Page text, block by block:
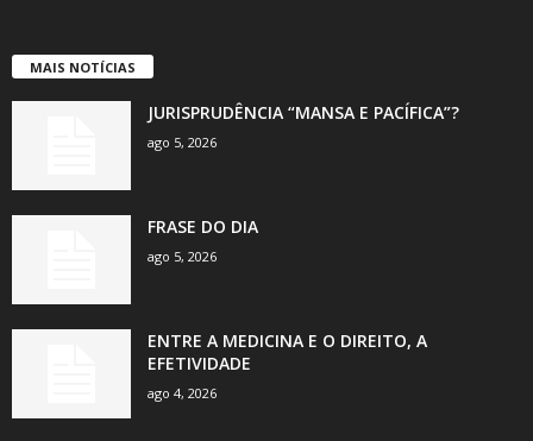
MAIS NOTÍCIAS
JURISPRUDÊNCIA “MANSA E PACÍFICA”?
ago 5, 2026
FRASE DO DIA
ago 5, 2026
ENTRE A MEDICINA E O DIREITO, A
EFETIVIDADE
ago 4, 2026